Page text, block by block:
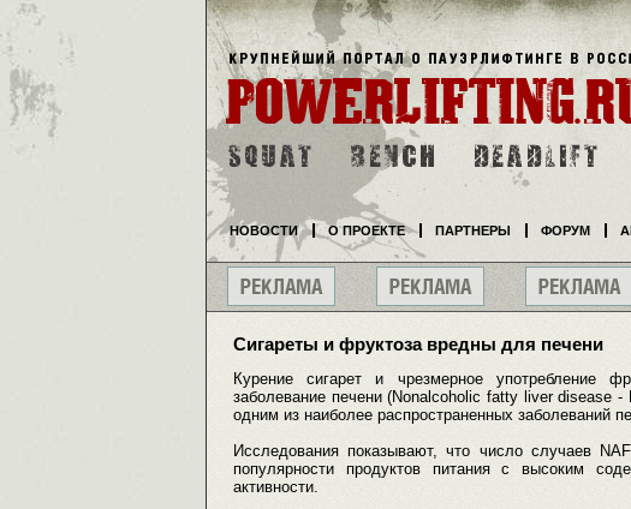
Сигареты и фруктоза вредны для печени
Курение сигарет и чрезмерное употребление
заболевание печени (Nonalcoholic fatty liver disease
одним из наиболее распространенных заболеваний
Исследования показывают, что число случаев
популярности продуктов питания с высоким
активности.
НОВОСТИ О ПРОЕКТЕ ПАРТНЕРЫ ФОРУМ